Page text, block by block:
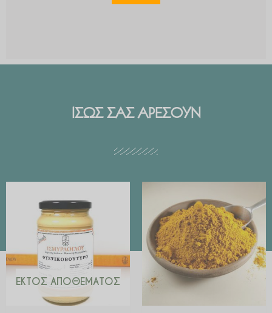
ΙΣΩΣ ΣΑΣ ΑΡΕΣΟΥΝ
ΕΚΤΌΣ ΑΠΟΘΈΜΑΤΟΣ
range:
€ 2.99
through
€ 29.90